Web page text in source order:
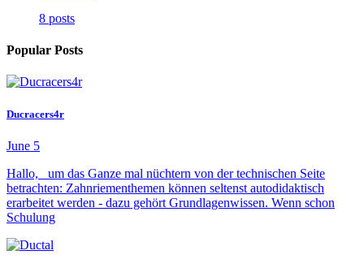
8 posts
Popular Posts
Ducracers4r
June 5
Hallo, um das Ganze mal nüchtern von der technischen Seite
betrachten: Zahnriementhemen können seltenst autodidaktisch
erarbeitet werden - dazu gehört Grundlagenwissen. Wenn schon
Schulung